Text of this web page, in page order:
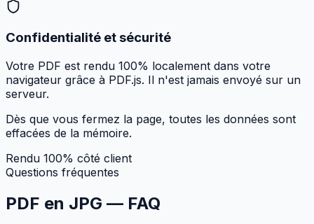
Confidentialité et sécurité
Votre PDF est rendu 100% localement dans votre
navigateur grâce à PDF.js. Il n'est jamais envoyé sur un
serveur.
Dès que vous fermez la page, toutes les données sont
effacées de la mémoire.
Rendu 100% côté client
Questions fréquentes
PDF en JPG — FAQ